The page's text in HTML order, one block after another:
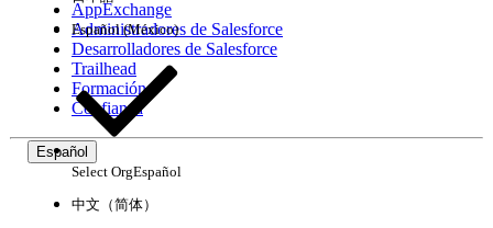
Experiencia
AppExchange
Administradores de Salesforce
Desarrolladores de Salesforce
Trailhead
Formación
Confianza
Español
Español (México)
Select OrgEspañol
中文（简体）